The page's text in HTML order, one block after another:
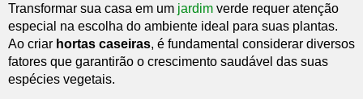
Transformar sua casa em um jardim verde requer atenção
especial na escolha do ambiente ideal para suas plantas.
Ao criar hortas caseiras, é fundamental considerar diversos
fatores que garantirão o crescimento saudável das suas
espécies vegetais.